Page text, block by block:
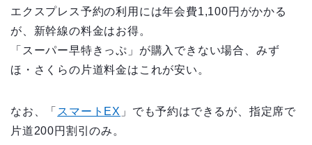
エクスプレス予約の利用には年会費1,100円がかかる
が、新幹線の料金はお得。
「スーパー早特きっぷ」が購入できない場合、みず
ほ・さくらの片道料金はこれが安い。
なお、「 スマートEX 」でも予約はできるが、指定席で
片道200円割引のみ。